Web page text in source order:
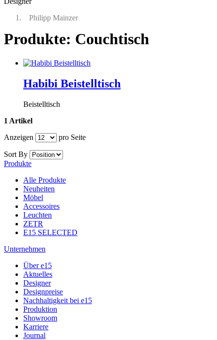
Philipp Mainzer
Produkte: Couchtisch
Habibi Beistelltisch
Beistelltisch
1 Artikel
Anzeigen
pro Seite
Sort By
Produkte
Alle Produkte
Neuheiten
Möbel
Accessoires
Leuchten
ZETR
E15 SELECTED
Unternehmen
Über e15
Aktuelles
Designer
Designpreise
Nachhaltigkeit bei e15
Produktion
Showroom
Karriere
Journal